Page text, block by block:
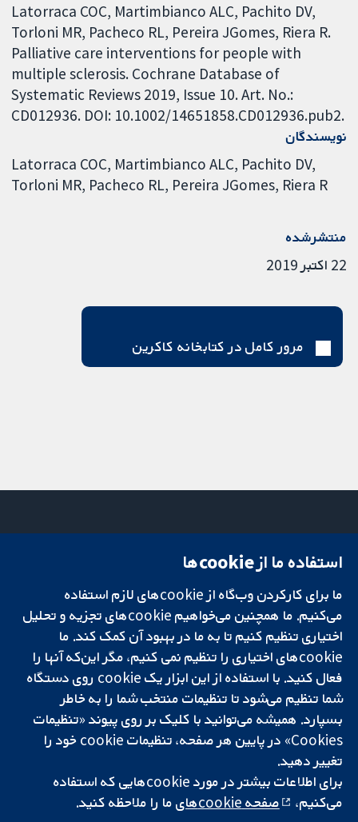
Latorraca COC, Martimbianco ALC, Pachito DV,
Torloni MR, Pacheco RL, Pereira JGomes, Riera R.
Palliative care interventions for people with
multiple sclerosis. Cochrane Database of
Systematic Reviews 2019, Issue 10. Art. No.:
CD012936. DOI: 10.1002/14651858.CD012936.pub2.
نویسندگان
Latorraca COC Martimbianco ALC Pachito DV
Torloni MR Pacheco RL Pereira JGomes Riera R
منتشرشده
22 اکتبر 2019
مرور کامل در کتابخانه کاکرین
تحقیقات قابل
اعتماد.
تصمیم‌گیری آگاهانه.
سلامت بهتر.
میدان کاوندیش
لندن
W1G 0AN
بریتانیا
دفتر رسانه‌ای
درباره ما
فرصت‌های
شغلی
Cochrane
Library
شبکه همکاری کاکرین، یک مؤسسه خیریه (شماره 1045921) و یک شرکت با
و ولز است. شماره ثبت مالیات بر ارزش افزوده: GB 718 2127 49.
کپی‌رایت © ۲۰۲۵ همکاری کاکرین
استفاده ما از cookie‌ها
ما برای کارکردن وب‌گاه از cookie‌های لازم استفاده
می‌کنیم. ما همچنین می‌خواهیم cookie‌های تجزیه و تحلیل
اختیاری تنظیم کنیم تا به ما در بهبود آن کمک کند. ما
cookie‌های اختیاری را تنظیم نمی کنیم، مگر این‌که آنها را
فعال کنید. با استفاده از این ابزار یک cookie‌ روی دستگاه
شما تنظیم می‌شود تا تنظیمات منتخب شما را به خاطر
بسپارد. همیشه می‌توانید با کلیک بر روی پیوند «تنظیمات
Cookies» در پایین هر صفحه، تنظیمات cookie‌ خود را
تغییر دهید.
برای اطلاعات بیشتر در مورد cookie‌هایی که استفاده
می‌کنیم،
صفحه cookie‌های ما را ملاحظه کنید.